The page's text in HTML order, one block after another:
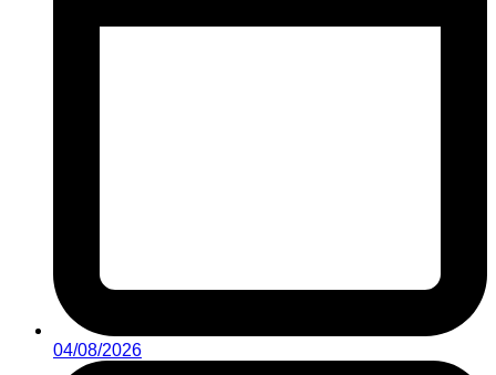
04/08/2026